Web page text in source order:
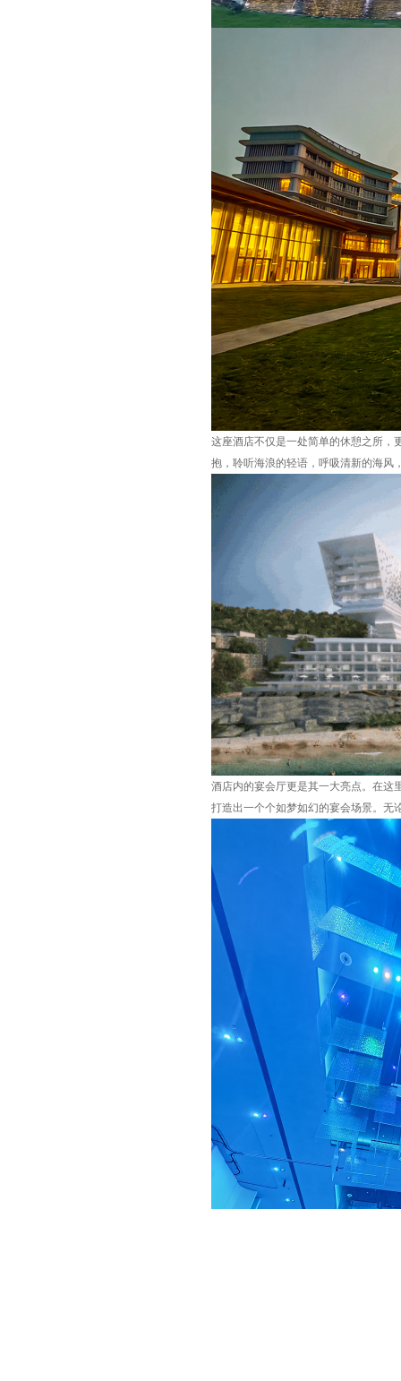
这座酒店不仅是一处简单的休憩之所，
抱，聆听海浪的轻语，呼吸清新的海风
酒店内的宴会厅更是其一大亮点。在这
打造出一个个如梦如幻的宴会场景。无